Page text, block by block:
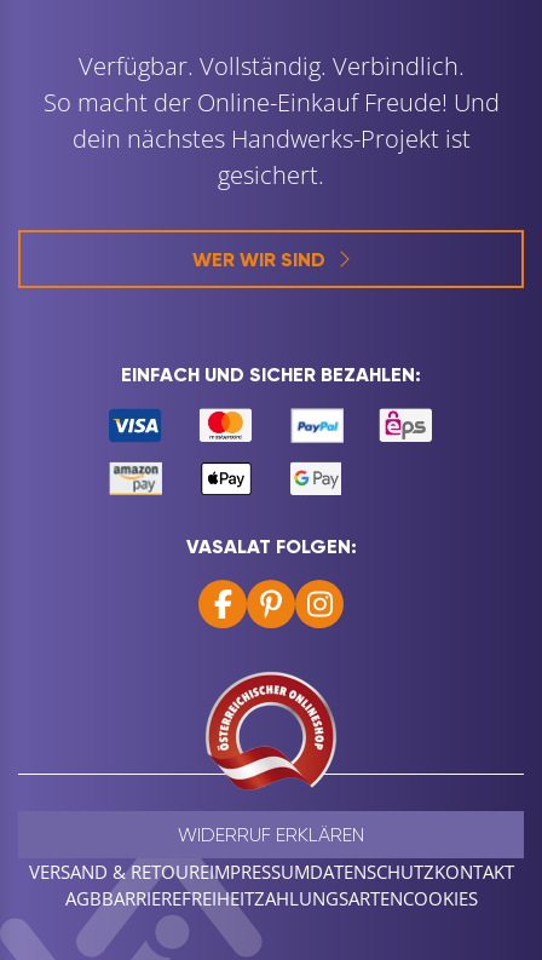
Verfügbar. Vollständig. Verbindlich.
So macht der Online-Einkauf Freude! Und
dein nächstes Handwerks-Projekt ist
gesichert.
WER WIR SIND
EINFACH UND SICHER BEZAHLEN:
VASALAT FOLGEN:
VERSAND & RETOUREIMPRESSUMDATENSCHUTZKONTAKT
AGBBARRIEREFREIHEITZAHLUNGSARTENCOOKIES
WIDERRUF ERKLÄREN